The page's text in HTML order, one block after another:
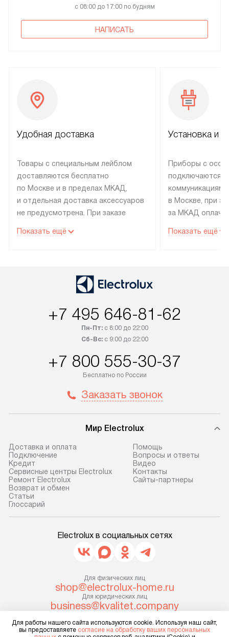
с 08:00 до 17:00 по будням
НАПИСАТЬ
Удобная доставка
Товары с специальным лейблом
доставляются бесплатно
по Москве и в пределах МКАД,
и отдельная доставка аксессуаров
не предусмотрена. При заказе
рекомендуем обсудить
со статусом «В наличии» могут
быть отправлены покупателю
интересен товар «Под заказ»,
приобретения с менеджером сайта.
доставляются бесплатно
по Москве в пределах МКАД,
не предусмотрена. После 100%
до представительства
транспортной компании в г. Москва.
Пожалуйста, уточняйте условия
доставки у менеджера при
оформлении заказа.
В оговоренный день служба
доставки доставит упакованный
Если необходимо переместить
прибор до места установки,
уточните это с менеджером.
За данную услугу взимается
дополнительная плата. Важно
прибора не позволяют ему пройти
Показать ещё
Установка и
Приборы с
подключаются к
коммуникациям
в Москве, при
за МКАД
партнера
по монтажу
материалы.
предполагают,
установленной
коммуникациям,
и консультацию
В стандартную
Показать ещё
+7 495 646-81-62
Пн-Пт:с 8:00 до 22:00
Сб-Вс:с 9:00 до 22:00
+7 800 555-30-37
Бесплатно по России
Заказать звонок
Мир Electrolux
Доставка и оплата
Подключение
Кредит
Сервисные центры Electrolux
Ремонт Electrolux
Возврат и обмен
Cтатьи
Глоссарий
Помощь
Вопросы и ответы
Видео
Контакты
Сайты-партнеры
Electrolux в социальных сетях
Для физических лиц
shop@electrolux-home.ru
Для юридических лиц
business@kvalitet.company
НАПИСАТЬ РУКОВОДСТВУ
Для работы нашего сайта используются cookie. Используя наш сайт,
вы предоставляете согласие на обработку ваших персональных